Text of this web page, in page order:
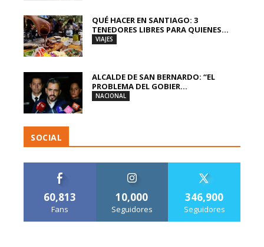
QUÉ HACER EN SANTIAGO: 3
TENEDORES LIBRES PARA QUIENES...
VIAJES
ALCALDE DE SAN BERNARDO: “EL
PROBLEMA DEL GOBIER...
NACIONAL
SOCIAL
60,813
Fans
10,000
Seguidores
346,900
Seguidores